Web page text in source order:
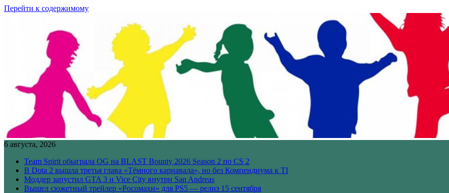
Перейти к содержимому
6 августа, 2026
Team Spirit обыграла OG на BLAST Bounty 2026 Season 2 по CS 2
В Dota 2 вышла третья глава «Тёмного карнавала», но без Компендиума к TI
Моддер запустил GTA 3 и Vice City внутри San Andreas
Вышел сюжетный трейлер «Росомахи» для PS5 — релиз 15 сентября